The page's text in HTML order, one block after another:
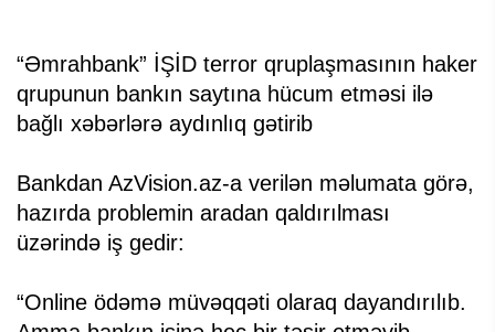
“Əmrahbank” İŞİD terror qruplaşmasının haker
qrupunun bankın saytına hücum etməsi ilə
bağlı xəbərlərə aydınlıq gətirib
Bankdan AzVision.az-a verilən məlumata görə,
hazırda problemin aradan qaldırılması
üzərində iş gedir:
“Online ödəmə müvəqqəti olaraq dayandırılıb.